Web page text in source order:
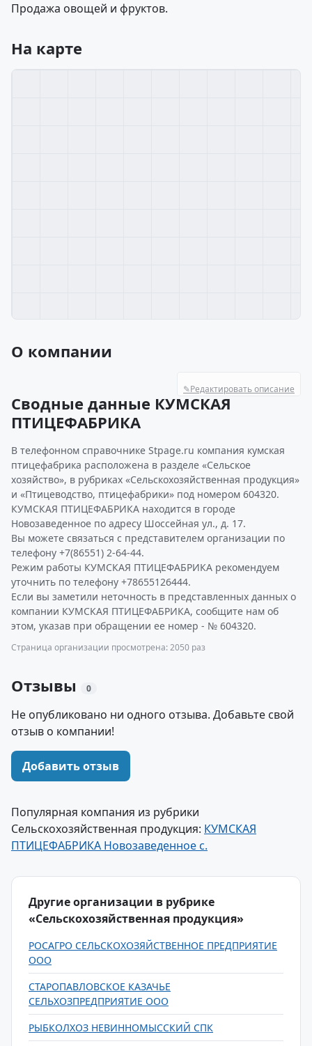
Продажа овощей и фруктов.
На карте
О компании
✎Редактировать описание
Сводные данные КУМСКАЯ
ПТИЦЕФАБРИКА
В телефонном справочнике Stpage.ru компания кумская
птицефабрика расположена в разделе «Сельское
хозяйство», в рубриках «Сельскохозяйственная продукция»
и «Птицеводство, птицефабрики» под номером 604320.
КУМСКАЯ ПТИЦЕФАБРИКА находится в городе
Новозаведенное по адресу Шоссейная ул., д. 17.
Вы можете связаться с представителем организации по
телефону +7(86551) 2-64-44.
Режим работы КУМСКАЯ ПТИЦЕФАБРИКА рекомендуем
уточнить по телефону +78655126444.
Если вы заметили неточность в представленных данных о
компании КУМСКАЯ ПТИЦЕФАБРИКА, сообщите нам об
этом, указав при обращении ее номер - № 604320.
Страница организации просмотрена: 2050 раз
Отзывы 0
Не опубликовано ни одного отзыва. Добавьте свой
отзыв о компании!
Добавить отзыв
Популярная компания из рубрики
Сельскохозяйственная продукция: КУМСКАЯ
ПТИЦЕФАБРИКА Новозаведенное с.
Другие организации в рубрике
«Сельскохозяйственная продукция»
РОСАГРО СЕЛЬСКОХОЗЯЙСТВЕННОЕ ПРЕДПРИЯТИЕ
ООО
СТАРОПАВЛОВСКОЕ КАЗАЧЬЕ
СЕЛЬХОЗПРЕДПРИЯТИЕ ООО
РЫБКОЛХОЗ НЕВИННОМЫССКИЙ СПК